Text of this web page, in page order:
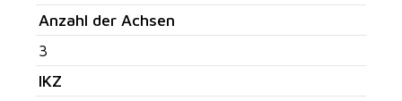
Anzahl der Achsen
3
IKZ